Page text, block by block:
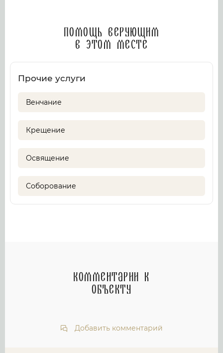
Помощь верующим
в этом месте
Прочие услуги
Венчание
Крещение
Освящение
Соборование
Комментарии к
объекту
Добавить комментарий